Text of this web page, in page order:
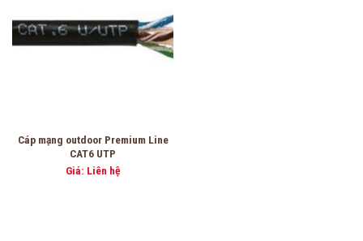
Cáp mạng outdoor Premium Line
CAT6 UTP
Giá: Liên hệ